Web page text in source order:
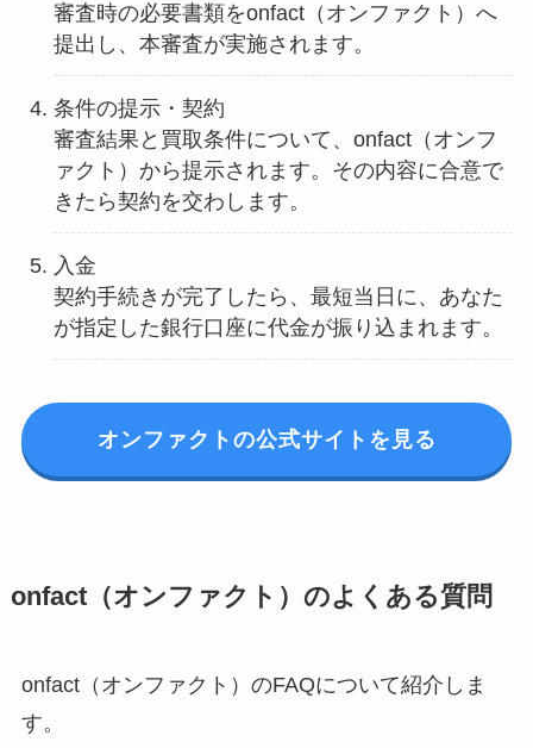
審査時の必要書類をonfact（オンファクト）へ
提出し、本審査が実施されます。
条件の提示・契約
審査結果と買取条件について、onfact（オンフ
ァクト）から提示されます。その内容に合意で
きたら契約を交わします。
入金
契約手続きが完了したら、最短当日に、あなた
が指定した銀行口座に代金が振り込まれます。
オンファクトの公式サイトを見る
onfact（オンファクト）のよくある質問
onfact（オンファクト）のFAQについて紹介しま
す。